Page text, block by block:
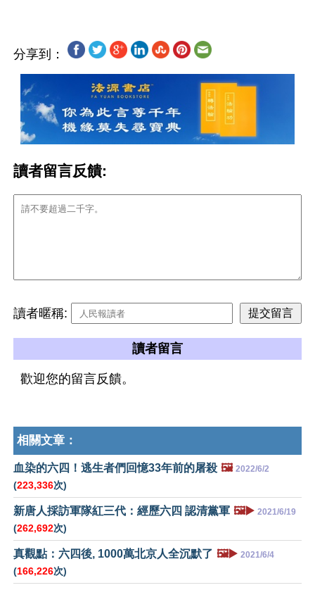
分享到：
讀者留言反饋:
讀者暱稱:
讀者留言
歡迎您的留言反饋。
相關文章：
血染的六四！逃生者們回憶33年前的屠殺 🖼️ 2022/6/2
(223,336次)
新唐人採訪軍隊紅三代：經歷六四 認清黨軍 🖼️▶️ 2021/6/19
(262,692次)
真觀點：六四後, 1000萬北京人全沉默了 🖼️▶️ 2021/6/4
(166,226次)